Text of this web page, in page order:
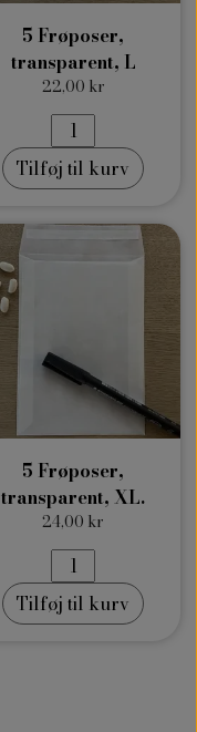
5 Frøposer,
transparent, L
22,00 kr
Tilføj til kurv
5 Frøposer,
transparent, XL.
24,00 kr
Tilføj til kurv